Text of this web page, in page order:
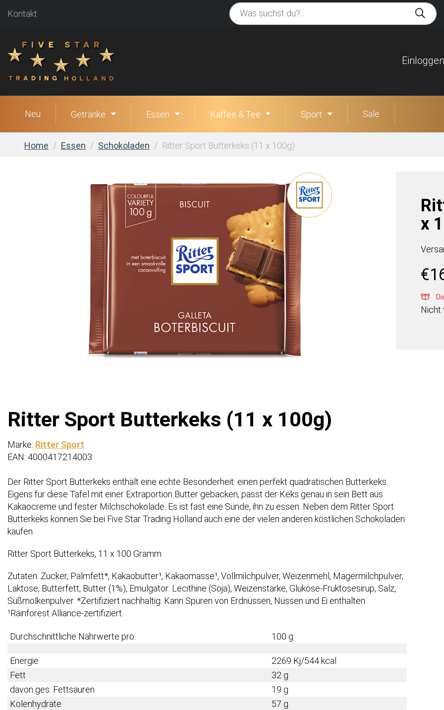
Kontakt
Einloggen
Neu Getränke Essen Kaffee & Tee Sport Sale
Home Essen Schokoladen Ritter Sport Butterkeks (11 x 100g)
x
€
Nicht
Ritter Sport Butterkeks (11 x 100g)
Marke: Ritter Sport
EAN: 4000417214003
Der Ritter Sport Butterkeks enthält eine echte Besonderheit: einen perfekt quadratischen Butterkeks.
Eigens für diese Tafel mit einer Extraportion Butter gebacken, passt der Keks genau in sein Bett aus
Kakaocreme und fester Milchschokolade. Es ist fast eine Sünde, ihn zu essen. Neben dem Ritter Sport
Butterkeks können Sie bei Five Star Trading Holland auch eine der vielen anderen köstlichen Schokoladen
kaufen.
Ritter Sport Butterkeks, 11 x 100 Gramm
Zutaten: Zucker, Palmfett*, Kakaobutter¹, Kakaomasse¹, Vollmilchpulver, Weizenmehl, Magermilchpulver,
Laktose, Butterfett, Butter (1%), Emulgator: Lecithine (Soja), Weizenstärke, Glukose-Fruktosesirup, Salz,
Süßmolkenpulver. *Zertifiziert nachhaltig. Kann Spuren von Erdnüssen, Nüssen und Ei enthalten.
¹Rainforest Alliance-zertifiziert.
Durchschnittliche Nährwerte pro: 100 g
Energie
2269 Kj/544 kcal
Fett
32 g
davon ges. Fettsäuren
19 g
Kolenhydrate
57 g